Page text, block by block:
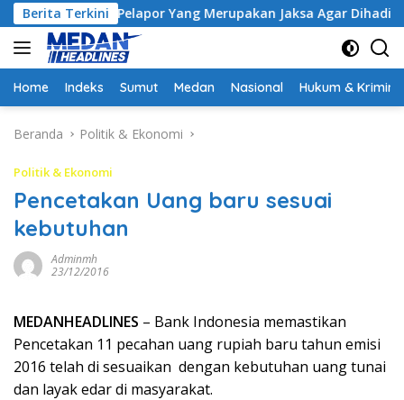
Langsung
ke
konten
Berita Terkini
Pelapor Yang Merupakan Jaksa Agar Dihadirkan
Home Indeks Sumut Medan Nasional Hukum &
Beranda Politik & Ekonomi
Politik & Ekonomi
Pencetakan Uang baru sesuai
kebutuhan
Adminmh
23/12/2016
MEDANHEADLINES – Bank Indonesia memastikan
Pencetakan 11 pecahan uang rupiah baru tahun emisi
2016 telah di sesuaikan dengan kebutuhan uang tunai
dan layak edar di masyarakat.